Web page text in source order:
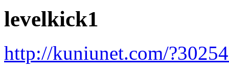
levelkick1
http://kuniunet.com/